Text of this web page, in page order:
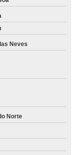
Neves
Norte